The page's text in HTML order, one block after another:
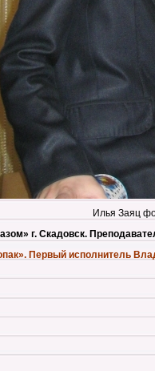
Илья Заяц
г. Скадовск.
Первый исполнитель